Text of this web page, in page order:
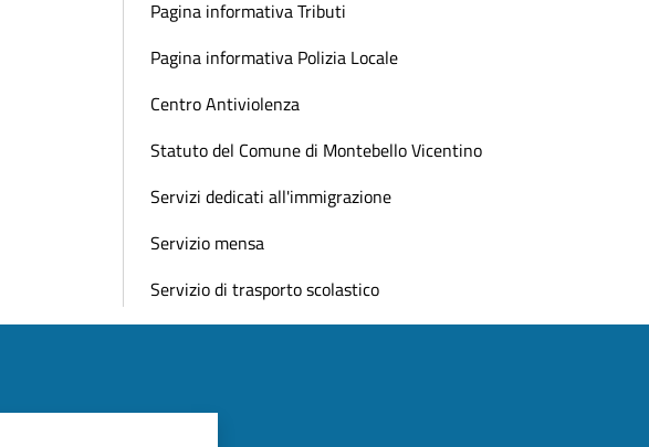
Pagina informativa Tributi
Pagina informativa Polizia Locale
Centro Antiviolenza
Statuto del Comune di Montebello Vicentino
Servizi dedicati all'immigrazione
Servizio mensa
Servizio di trasporto scolastico